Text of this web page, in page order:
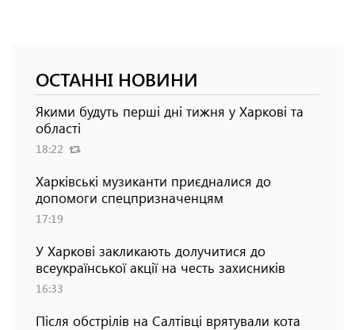
ОСТАННІ НОВИНИ
Якими будуть перші дні тижня у Харкові та
області
18:22
Харківські музиканти приєдналися до
допомоги спецпризначенцям
17:19
У Харкові закликають долучитися до
всеукраїнської акції на честь захисників
16:33
Після обстрілів на Салтівці врятували кота